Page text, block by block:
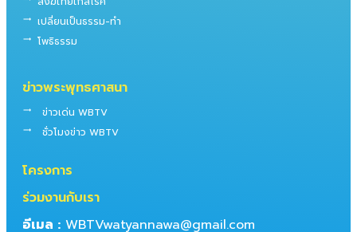
trending_flat เปลี่ยนเป็นธรรม-ทำ
trending_flat โพธิธรรม
ข่าวพระพุทธศาสนา
trending_flat ข่าวเด่น WBTV
trending_flat ชั่วโมงข่าว WBTV
โครงการ
ร่วมงานกับเรา
อีเมล : WBTVwatyannawa@gmail.com